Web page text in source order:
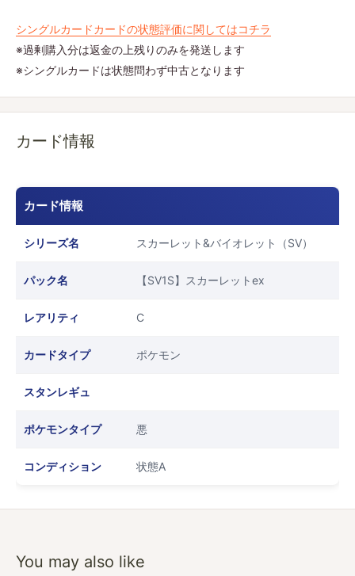
シングルカードカードの状態評価に関してはコチラ
※過剰購入分は返金の上残りのみを発送します
※シングルカードは状態問わず中古となります
カード情報
カード情報
シリーズ名 スカーレット&バイオレット（SV）
パック名 【SV1S】スカーレットex
レアリティ C
カードタイプ ポケモン
スタンレギュ
ポケモンタイプ 悪
コンディション 状態A
You may also like